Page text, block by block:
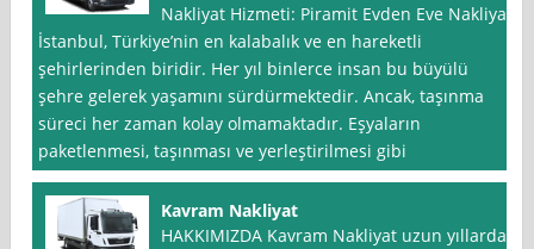
Nakliyat Hizmeti: Piramit Evden Eve Nakliyat
İstanbul, Türkiye’nin en kalabalık ve en hareketli
şehirlerinden biridir. Her yıl binlerce insan bu büyülü
şehre gelerek yaşamını sürdürmektedir. Ancak, taşınma
süreci her zaman kolay olmamaktadır. Eşyaların
paketlenmesi, taşınması ve yerleştirilmesi gibi
Kavram Nakliyat
HAKKIMIZDA Kavram Nakliyat uzun yıllardan